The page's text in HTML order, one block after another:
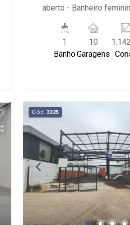
aberto - Banheiro
Pampas, Percar
Rodonaves - Perto da
Branco e Rodovia
1
Banho
10
Garagens
Cód. 3325